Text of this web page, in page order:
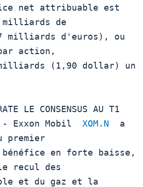
milliards de
milliards d'euros), ou
action,
(1,90 dollar) un
- Exxon Mobil
XOM.N
  a
premier
en forte baisse,
recul des
et du gaz et la